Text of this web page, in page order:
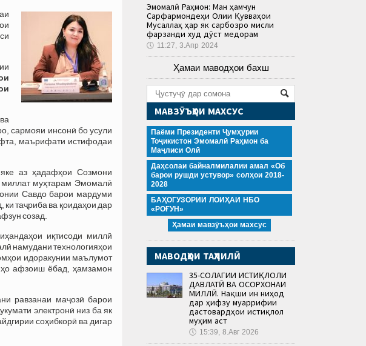
сармояи инсонӣ бо усули
маърифати истифодаи
аз ҳадафҳои Созмони
муҳтарам Эмомалӣ
Савдо барои мардуми
таҷриба ва қоидаҳои дар
созад.
иқтисоди миллӣ
намудани технологияҳои
идоракунии маълумот
афзоиш ёбад, ҳамзамон
равзанаи маҷозӣ барои
электронӣ низ ба як
соҳибкорӣ ва дигар
Эмомалӣ Раҳмон: Ман ҳамчун
Сарфармондеҳи Олии Қувваҳои
Мусаллаҳ ҳар як сарбозро мисли
фарзанди худ дӯст медорам
🕔 11:27, 3.Апр 2024
Ҳамаи маводҳои бахш
МАВЗӮЪҲОИ МАХСУС
Паёми Президенти Ҷумҳурии
Тоҷикистон Эмомалӣ Раҳмон ба
Маҷлиси Олӣ
Даҳсолаи байналмилалии амал «Об
барои рушди устувор» солҳои 2018-
2028
БАҲОГУЗОРИИ ЛОИҲАИ НБО
«РОҒУН»
Ҳамаи мавзӯъҳои махсус
МАВОДҲОИ ТАҲЛИЛӢ
35-СОЛАГИИ ИСТИҚЛОЛИ
ДАВЛАТӢ ВА ОСОРХОНАИ
МИЛЛӢ. Нақши ин ниҳод
дар ҳифзу муаррифии
дастовардҳои истиқлол
муҳим аст
🕔 15:39, 8.Авг 2026